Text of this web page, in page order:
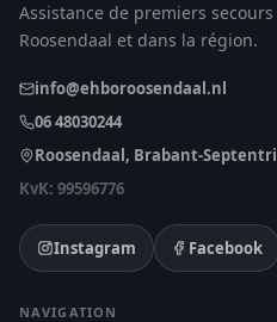
Assistance de premiers
Roosendaal et dans la région.
info@ehboroosendaal.nl
06 48030244
Roosendaal, Brabant-
KvK: 99596776
Instagram Facebook
NAVIGATION